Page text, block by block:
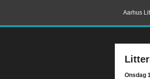
Aarhus
Onsdag